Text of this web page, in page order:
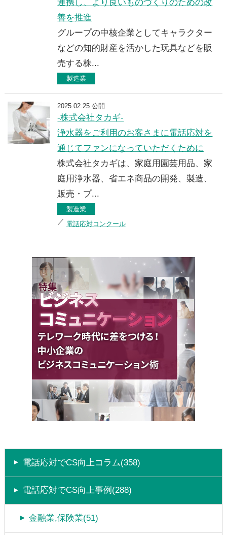
連携し、より良いものづくりのための改
善を推進
グループの中核企業としてキャラクター
などの知的財産を活かした玩具などを販
売する株...
製造業
2025.02.25 公開
-株式会社タカギ-
浄水器をご利用のお客さまに電話応対を
通じてファンになっていただくために
株式会社タカギは、家庭用園芸用品、家
庭用浄水器、省エネ商品の開発、製造、
販売・プ...
製造業
電話応対コンクール
電話応対でCS向上コラム(358)
電話応対でCS向上事例(288)
金融業,保険業(51)